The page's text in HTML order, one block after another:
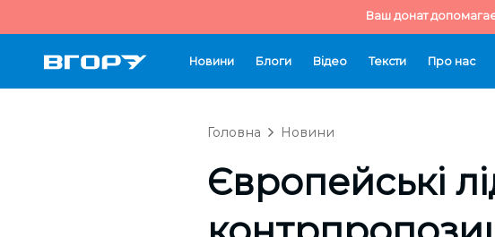
Ваш донат
Новини Блоги Відео Тексти Про нас
Головна Новини
Європейські